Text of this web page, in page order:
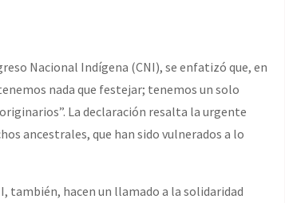
Nacional Indígena (CNI), se enfatizó que, en
nada que festejar; tenemos un solo
La declaración resalta la urgente
ancestrales, que han sido vulnerados a lo
también, hacen un llamado a la solidaridad